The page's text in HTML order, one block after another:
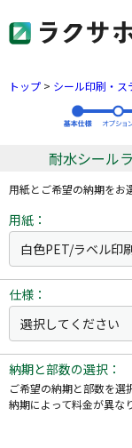
トップ > シール印刷・ス
耐水シール
用紙とご希望の納期をお
用紙：
仕様：
納期と部数の選択：
ご希望の納期と部数を選
納期によって料金が異な